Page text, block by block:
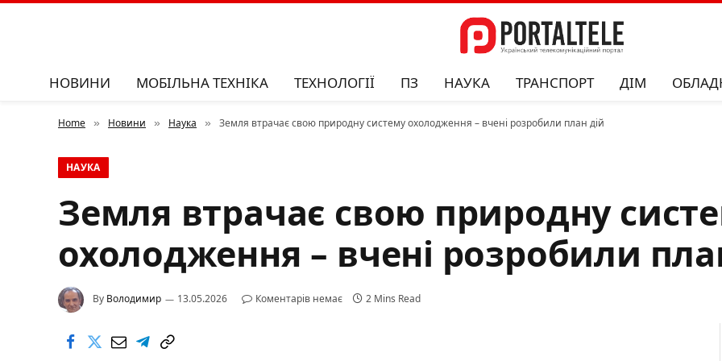
НОВИНИ МОБІЛЬНА ТЕХНІКА ТЕХНОЛОГІЇ ПЗ НАУКА ТРАНСПОРТ ДІМ
Home » Новини » Наука » Земля втрачає свою природну систему охолодження – вчені розробили план дій
НАУКА
Земля втрачає свою природну
охолодження – вчені розробили
By Володимир 13.05.2026 Коментарів немає 2 Mins Read